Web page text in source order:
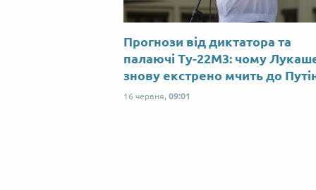
Прогнози від диктатора та
палаючі Ту-22М3: чому
знову екстрено мчить до
16 червня, 09:01